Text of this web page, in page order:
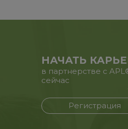
НАЧАТЬ
в партнерстве с
сейчас
Регистрация